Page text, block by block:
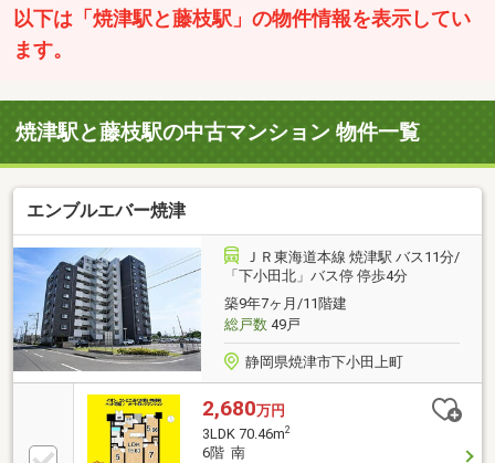
以下は「焼津駅と藤枝駅」の物件情報を表示してい
ます。
焼津駅と藤枝駅の中古マンション 物件一覧
エンブルエバー焼津
ＪＲ東海道本線 焼津駅 バス11分/
「下小田北」バス停 停歩4分
築9年7ヶ月/11階建
総戸数49戸
静岡県焼津市下小田上町
2,680万円
3LDK 70.46m2
6階 南